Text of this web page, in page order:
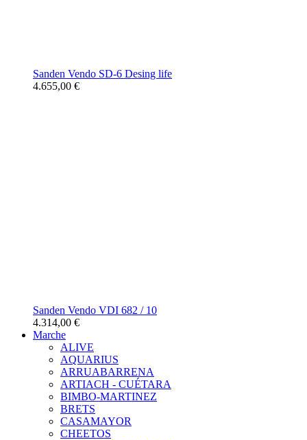
Sanden Vendo SD-6 Desing life
4.655,00 €
Sanden Vendo VDI 682 / 10
4.314,00 €
Marche
ALIVE
AQUARIUS
ARRUABARRENA
ARTIACH - CUÉTARA
BIMBO-MARTINEZ
BRETS
CASAMAYOR
CHEETOS